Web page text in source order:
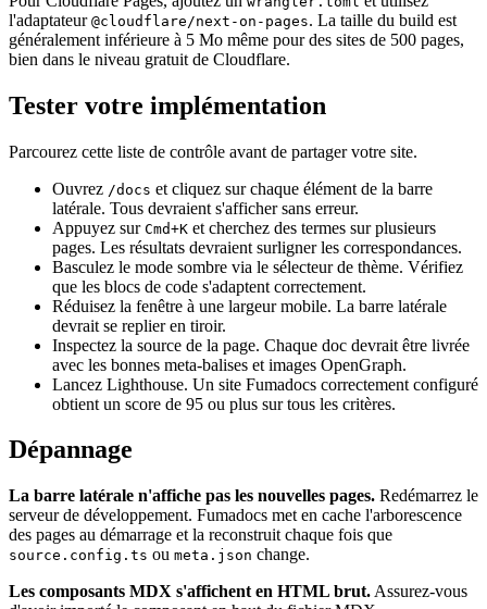
l'adaptateur @cloudflare/next-on-pages. La taille du build est
généralement inférieure à 5 Mo même pour des sites de 500 pages,
bien dans le niveau gratuit de Cloudflare.
Tester votre implémentation
Parcourez cette liste de contrôle avant de partager votre site.
Ouvrez /docs et cliquez sur chaque élément de la barre
latérale. Tous devraient s'afficher sans erreur.
Appuyez sur Cmd+K et cherchez des termes sur plusieurs
pages. Les résultats devraient surligner les correspondances.
Basculez le mode sombre via le sélecteur de thème. Vérifiez
que les blocs de code s'adaptent correctement.
Réduisez la fenêtre à une largeur mobile. La barre latérale
devrait se replier en tiroir.
Inspectez la source de la page. Chaque doc devrait être livrée
avec les bonnes meta-balises et images OpenGraph.
Lancez Lighthouse. Un site Fumadocs correctement configuré
obtient un score de 95 ou plus sur tous les critères.
Dépannage
La barre latérale n'affiche pas les nouvelles pages. Redémarrez le
serveur de développement. Fumadocs met en cache l'arborescence
des pages au démarrage et la reconstruit chaque fois que
source.config.ts ou meta.json change.
Les composants MDX s'affichent en HTML brut. Assurez-vous